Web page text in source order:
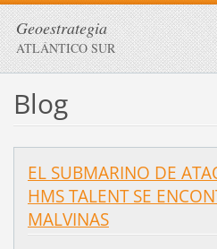
Geoestrategia
ATLÁNTICO SUR
Blog
EL SUBMARINO DE
HMS TALENT SE
MALVINAS